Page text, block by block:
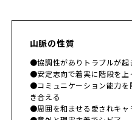
山脈の性質
●協調性がありトラブルが起
●安定志向で着実に階段を上
●コミュニケーション能力を
き合える
●周囲を和ませる愛されキャ